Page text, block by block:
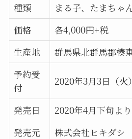
種類
まる子、たまちゃ
価格
各4,000円+税
生産地
群馬県北群馬郡榛
予約受
付
2020年3月3日（火
発売日
2020年4月下旬よ
発売元
株式会社ヒキダシ